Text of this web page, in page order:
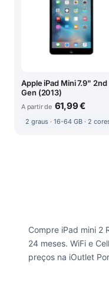
Apple iPad Mini 7.9" 2nd
Gen (2013)
A partir de 61,99 €
2 graus · 16-64 GB · 2
Compre iPad mini 2
24 meses. WiFi e
preços na iOutlet